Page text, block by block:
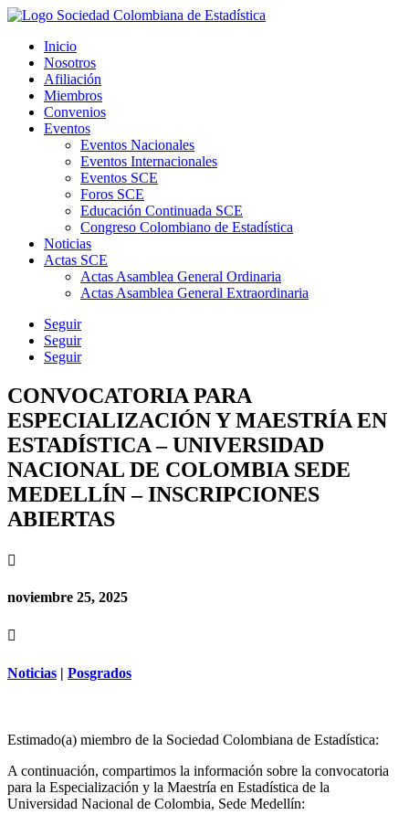
Inicio
Nosotros
Afiliación
Miembros
Convenios
Eventos
Eventos Nacionales
Eventos Internacionales
Eventos SCE
Foros SCE
Educación Continuada SCE
Congreso Colombiano de Estadística
Noticias
Actas SCE
Actas Asamblea General Ordinaria
Actas Asamblea General Extraordinaria
Seguir
Seguir
Seguir
CONVOCATORIA PARA
ESPECIALIZACIÓN Y MAESTRÍA EN
ESTADÍSTICA – UNIVERSIDAD
NACIONAL DE COLOMBIA SEDE
MEDELLÍN – INSCRIPCIONES
ABIERTAS

noviembre 25, 2025

Noticias | Posgrados
Estimado(a) miembro de la Sociedad Colombiana de Estadística:
A continuación, compartimos la información sobre la convocatoria
para la Especialización y la Maestría en Estadística de la
Universidad Nacional de Colombia, Sede Medellín: